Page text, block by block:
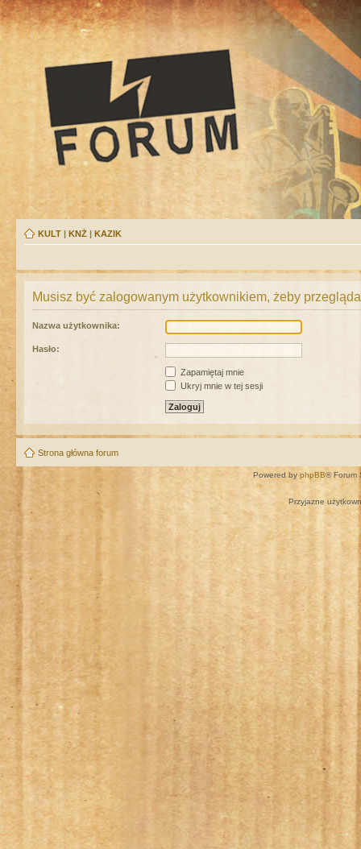
KULT | KNŻ | KAZIK
Musisz być zalogowanym użytkownikiem, żeby
Nazwa użytkownika:
Hasło:
Zapamiętaj mnie
Ukryj mnie w tej sesji
Strona główna forum
Powered by phpBB® Forum
Przyjazne